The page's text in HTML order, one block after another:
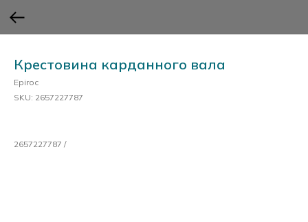
Крестовина карданного вала
Epiroc
SKU: 2657227787
2657227787 /